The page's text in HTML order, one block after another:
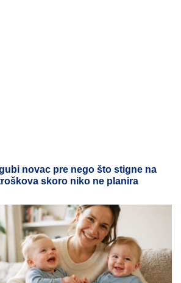
novac pre nego što stigne na
skoro niko ne planira